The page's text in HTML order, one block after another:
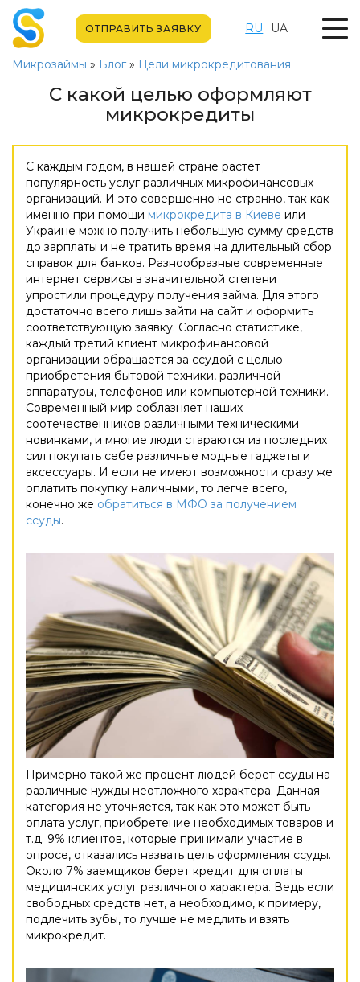
ОТПРАВИТЬ ЗАЯВКУ RU UA
Микрозаймы » Блог» Цели микрокредитования
С какой целью оформляют
микрокредиты
С каждым годом, в нашей стране растет
популярность услуг различных микрофинансовых
организаций. И это совершенно не странно, так как
именно при помощи микрокредита в Киеве или
Украине можно получить небольшую сумму средств
до зарплаты и не тратить время на длительный сбор
справок для банков. Разнообразные современные
интернет сервисы в значительной степени
упростили процедуру получения займа. Для этого
достаточно всего лишь зайти на сайт и оформить
соответствующую заявку. Согласно статистике,
каждый третий клиент микрофинансовой
организации обращается за ссудой с целью
приобретения бытовой техники, различной
аппаратуры, телефонов или компьютерной техники.
Современный мир соблазняет наших
соотечественников различными техническими
новинками, и многие люди стараются из последних
сил покупать себе различные модные гаджеты и
аксессуары. И если не имеют возможности сразу же
оплатить покупку наличными, то легче всего,
конечно же обратиться в МФО за получением
ссуды.
Примерно такой же процент людей берет ссуды на
различные нужды неотложного характера. Данная
категория не уточняется, так как это может быть
оплата услуг, приобретение необходимых товаров и
т.д. 9% клиентов, которые принимали участие в
опросе, отказались назвать цель оформления ссуды.
Около 7% заемщиков берет кредит для оплаты
медицинских услуг различного характера. Ведь если
свободных средств нет, а необходимо, к примеру,
подлечить зубы, то лучше не медлить и взять
микрокредит.